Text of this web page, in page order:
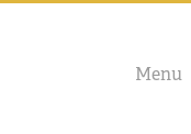
Menu